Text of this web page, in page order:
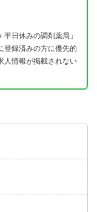
日休みの調剤薬局」
登録済みの方に優先的
人情報が掲載されない